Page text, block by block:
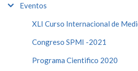
Eventos
XLI Curso Internacional de
Congreso SPMI -2021
Programa Cientifico 2020